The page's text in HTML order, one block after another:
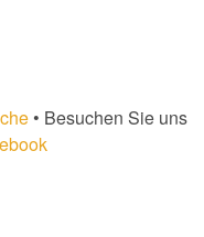
• Besuchen Sie uns